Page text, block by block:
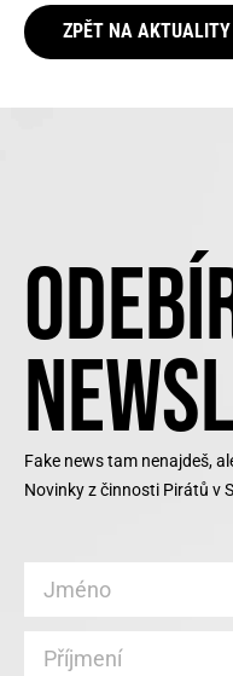
ZPĚT NA AKTUALITY
Fake news tam nenajdeš,
Novinky z činnosti Pirátů v